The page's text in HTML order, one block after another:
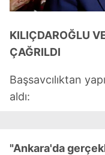
KILIÇDAROĞLU
ÇAĞRILDI
Başsavcılıktan
aldı:
"Ankara'da